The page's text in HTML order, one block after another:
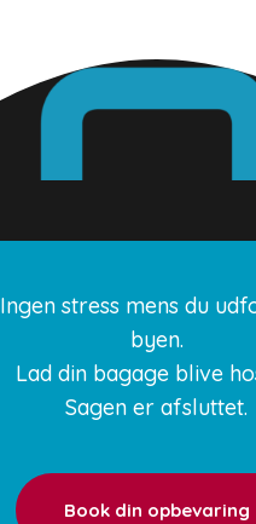
Ingen stress mens du
byen.
Lad din bagage blive
Sagen er afsluttet.
Book din opbevaring